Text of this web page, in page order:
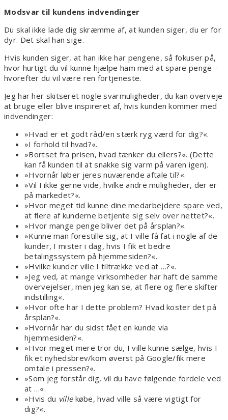
Modsvar til kundens indvendinger
Du skal ikke lade dig skræmme af, at kunden siger, du er for
dyr. Det skal han sige.
Hvis kunden siger, at han ikke har pengene, så fokuser på,
hvor hurtigt du vil kunne hjælpe ham med at spare penge –
hvorefter du vil være ren fortjeneste.
Jeg har her skitseret nogle svarmuligheder, du kan overveje
at bruge eller blive inspireret af, hvis kunden kommer med
indvendinger:
»Hvad er et godt råd/en stærk ryg værd for dig?«.
»I forhold til hvad?«.
»Bortset fra prisen, hvad tænker du ellers?«. (Dette
kan få kunden til at snakke sig varm på varen igen).
»Hvornår løber jeres nuværende aftale til?«.
»Vil I ikke gerne vide, hvilke andre muligheder, der er
på markedet?«.
»Hvor meget tid kunne dine medarbejdere spare ved,
at flere af kunderne betjente sig selv over nettet?«.
»Hvor mange penge bliver det på årsplan?«.
»Kunne man forestille sig, at I ville få fat i nogle af de
kunder, I mister i dag, hvis I fik et bedre
betalingssystem på hjemmesiden?«.
»Hvilke kunder ville I tiltrække ved at …?«.
»Jeg ved, at mange virksomheder har haft de samme
overvejelser, men jeg kan se, at flere og flere skifter
indstilling«.
»Hvor ofte har I dette problem? Hvad koster det på
årsplan?«.
»Hvornår har du sidst fået en kunde via
hjemmesiden?«.
»Hvor meget mere tror du, I ville kunne sælge, hvis I
fik et nyhedsbrev/kom øverst på Google/fik mere
omtale i pressen?«.
»Som jeg forstår dig, vil du have følgende fordele ved
at …«.
»Hvis du villekøbe, hvad ville så være vigtigt for
dig?«.